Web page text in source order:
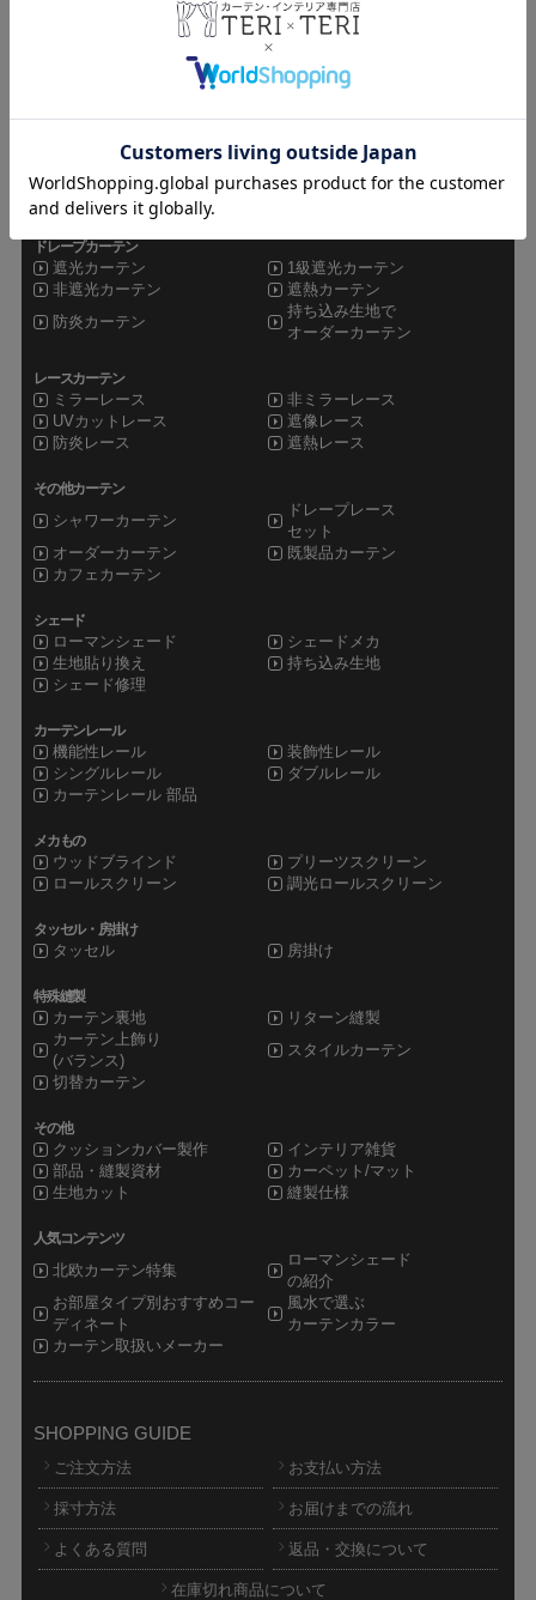
カーテンインテリア専門店TERI×TERI
CATEGORY
ドレープカーテン
遮光カーテン
1級遮光カーテン
非遮光カーテン
遮熱カーテン
防炎カーテン
持ち込み生地で
オーダーカーテン
レースカーテン
ミラーレース
非ミラーレース
UVカットレース
遮像レース
防炎レース
遮熱レース
その他カーテン
シャワーカーテン
ドレープレース
セット
オーダーカーテン
既製品カーテン
カフェカーテン
シェード
ローマンシェード
シェードメカ
生地貼り換え
持ち込み生地
シェード修理
カーテンレール
機能性レール
装飾性レール
シングルレール
ダブルレール
カーテンレール 部品
メカもの
ウッドブラインド
プリーツスクリーン
ロールスクリーン
調光ロールスクリーン
タッセル・房掛け
タッセル 房掛け
特殊縫製
カーテン裏地
リターン縫製
カーテン上飾り
(バランス)
スタイルカーテン
切替カーテン
その他
クッションカバー製作
インテリア雑貨
部品・縫製資材
カーペット/マット
生地カット
縫製仕様
人気コンテンツ
北欧カーテン特集
ローマンシェード
の紹介
お部屋タイプ別おすすめコー
ディネート
風水で選ぶ
カーテンカラー
カーテン取扱いメーカー
SHOPPING GUIDE
ご注文方法 お支払い方法
採寸方法 お届けまでの流れ
よくある質問 返品・交換について
在庫切れ商品について